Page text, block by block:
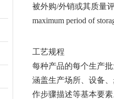
被外购/外销或其质量
maximum period of
工艺规程
每种产品的每个生产
涵盖生产场所、设备
作步骤描述等基本要素